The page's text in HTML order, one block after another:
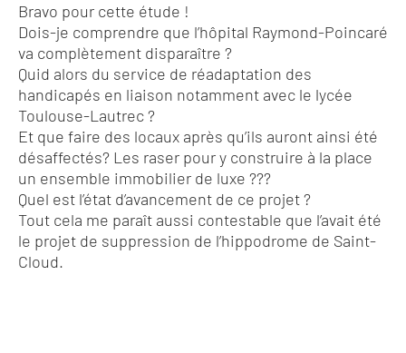
Bravo pour cette étude !
Dois-je comprendre que l’hôpital Raymond-Poincaré
va complètement disparaître ?
Quid alors du service de réadaptation des
handicapés en liaison notamment avec le lycée
Toulouse-Lautrec ?
Et que faire des locaux après qu’ils auront ainsi été
désaffectés? Les raser pour y construire à la place
un ensemble immobilier de luxe ???
Quel est l’état d’avancement de ce projet ?
Tout cela me paraît aussi contestable que l’avait été
le projet de suppression de l’hippodrome de Saint-
Cloud.